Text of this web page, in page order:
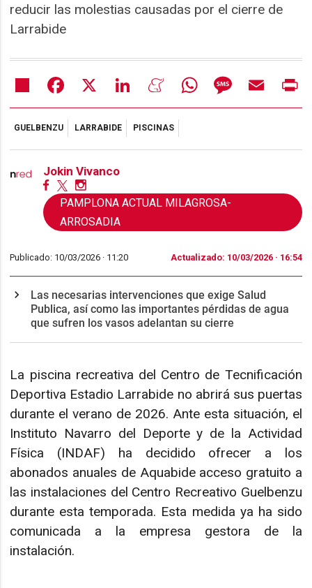
reducir las molestias causadas por el cierre de
Larrabide
Share Facebook LinkedIn MeneameWhatsAppMessageEmail
GUELBENZU LARRABIDE PISCINAS
Jokin Vivanco
PAMPLONA ACTUAL MILAGROSA-
ARROSADIA
Publicado: 10/03/2026 · 11:20 Actualizado: 10/03/2026 · 16:54
Las necesarias intervenciones que exige Salud
Publica, así como las importantes pérdidas de agua
que sufren los vasos adelantan su cierre
La piscina recreativa del Centro de Tecnificación
Deportiva Estadio Larrabide no abrirá sus puertas
durante el verano de 2026. Ante esta situación, el
Instituto Navarro del Deporte y de la Actividad
Física (INDAF) ha decidido ofrecer a los
abonados anuales de Aquabide acceso gratuito a
las instalaciones del Centro Recreativo Guelbenzu
durante esta temporada. Esta medida ya ha sido
comunicada a la empresa gestora de la
instalación.